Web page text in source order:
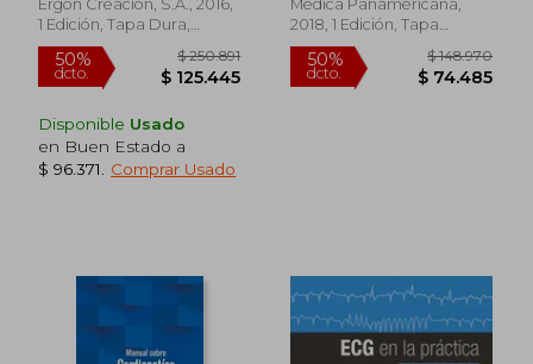
Ergón Creación, S.A., 2016,
1 Edición, Tapa Dura,
Nuevo
Disponible Usado
en Buen Estado a
$ 96.371
Comprar Usado
Médica Panamericana,
2018, 1 Edición, Tapa
Blanda, Nuevo